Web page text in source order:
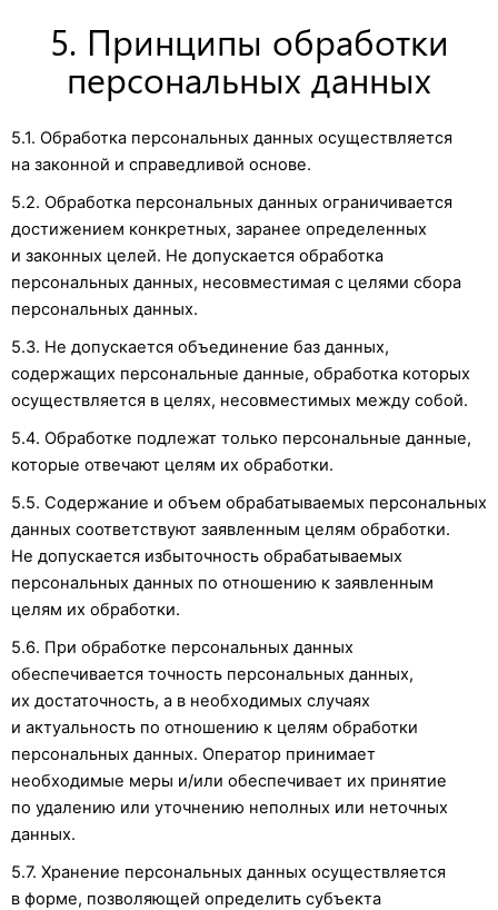
5. Принципы обработки
персональных данных
5.1. Обработка персональных данных осуществляется
на законной и справедливой основе.
5.2. Обработка персональных данных ограничивается
достижением конкретных, заранее определенных
и законных целей. Не допускается обработка
персональных данных, несовместимая с целями сбора
персональных данных.
5.3. Не допускается объединение баз данных,
содержащих персональные данные, обработка которых
осуществляется в целях, несовместимых между собой.
5.4. Обработке подлежат только персональные данные,
которые отвечают целям их обработки.
5.5. Содержание и объем обрабатываемых персональных
данных соответствуют заявленным целям обработки.
Не допускается избыточность обрабатываемых
персональных данных по отношению к заявленным
целям их обработки.
5.6. При обработке персональных данных
обеспечивается точность персональных данных,
их достаточность, а в необходимых случаях
и актуальность по отношению к целям обработки
персональных данных. Оператор принимает
необходимые меры и/или обеспечивает их принятие
по удалению или уточнению неполных или неточных
данных.
5.7. Хранение персональных данных осуществляется
в форме, позволяющей определить субъекта